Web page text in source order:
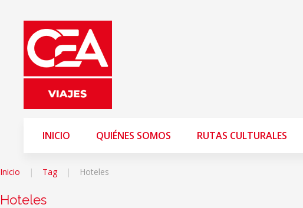
INICIO QUIÉNES SOMOS RUTAS CULTURALES
Inicio Tag Hoteles
Hoteles